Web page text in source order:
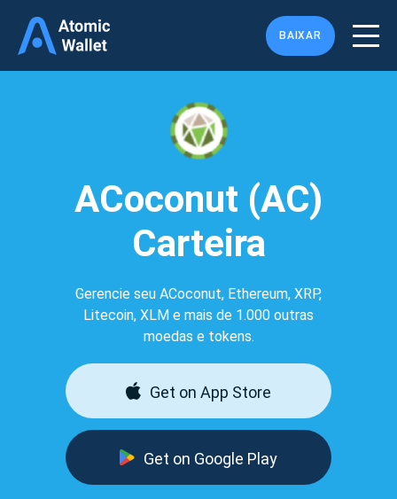
BAIXAR
ACoconut (AC)
Carteira
Gerencie seu ACoconut, Ethereum, XRP,
Litecoin, XLM e mais de 1.000 outras
moedas e tokens.
Get on App Store
Get on Google Play